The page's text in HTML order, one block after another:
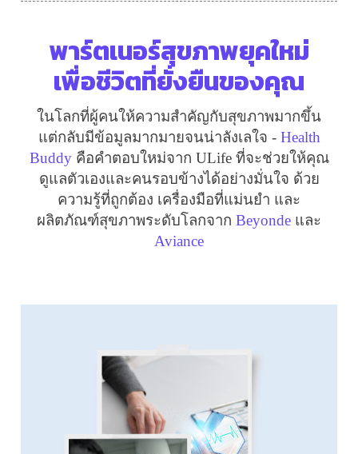
รายได้
ธุรกิจ
ไลฟ์
แม็ก
พลัส
Facebook
พาร์ตเนอร์สุขภาพยุคใหม่
เพื่อชีวิตที่ยั่งยืนของคุณ
ในโลกที่ผู้คนให้ความสำคัญกับสุขภาพมากขึ้น
แต่กลับมีข้อมูลมากมายจนน่าลังเลใจ - Health
Buddyคือคำตอบใหม่จาก ULifeที่จะช่วยให้คุณ
ดูแลตัวเองและคนรอบข้างได้อย่างมั่นใจ ด้วย
ความรู้ที่ถูกต้อง เครื่องมือที่แม่นยำ และ
ผลิตภัณฑ์สุขภาพระดับโลกจาก Beyonde และ
Aviance